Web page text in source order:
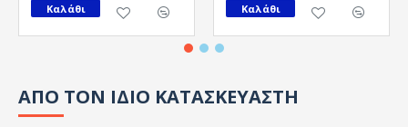
Καλάθι Καλάθι
ΑΠΟ ΤΟΝ ΙΔΙΟ ΚΑΤΑΣΚΕΥΑΣΤΗ